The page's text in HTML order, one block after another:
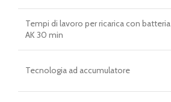
Tempi di lavoro per ricarica con batteria
AK 30 min
Tecnologia ad accumulatore